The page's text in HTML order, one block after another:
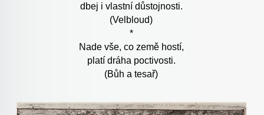
dbej i vlastní důstojnosti.
(Velbloud)
*
Nade vše, co země hostí,
platí dráha poctivosti.
(Bůh a tesař)